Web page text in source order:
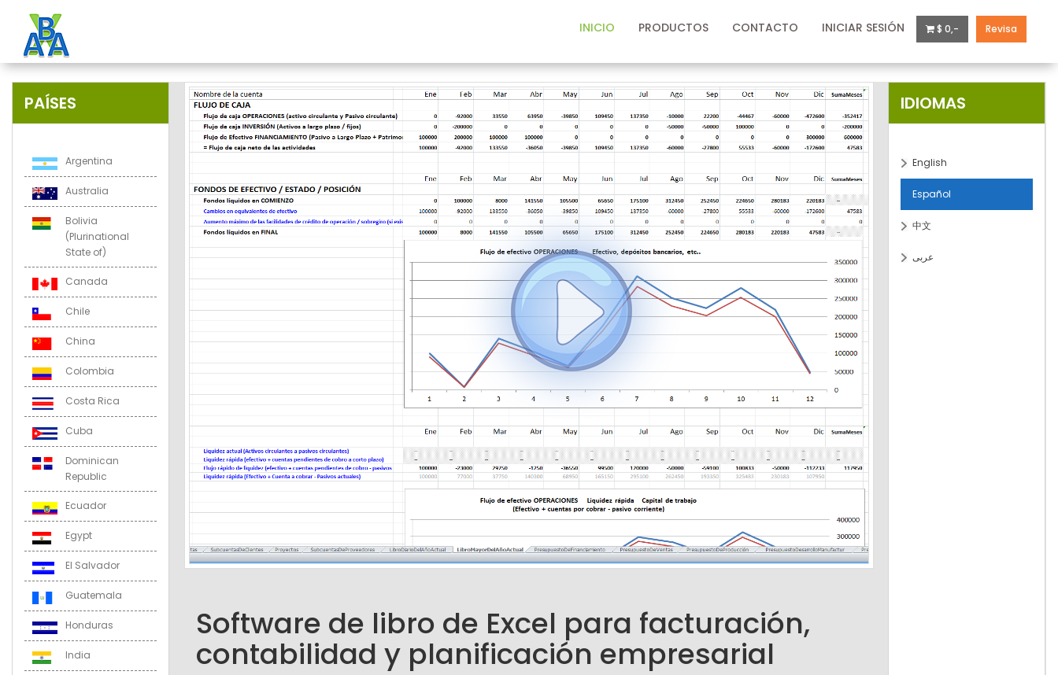
$ 0,- Revisa
INICIO PRODUCTOS CONTACTO INICIAR SESIÓN
PAÍSES
Argentina
Australia
Bolivia
(Plurinational
State of)
Canada
Chile
China
Colombia
Costa Rica
Cuba
Dominican
Republic
Ecuador
Egypt
El Salvador
Guatemala
Honduras
India
Software de libro de Excel para facturación,
contabilidad y planificación empresarial
IDIOMAS
English
Español
中文
عربى